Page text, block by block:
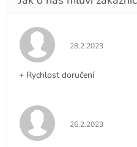
Hodnocení
28.2.2023
+ Rychlost doručení
Hodnocení
26.2.2023